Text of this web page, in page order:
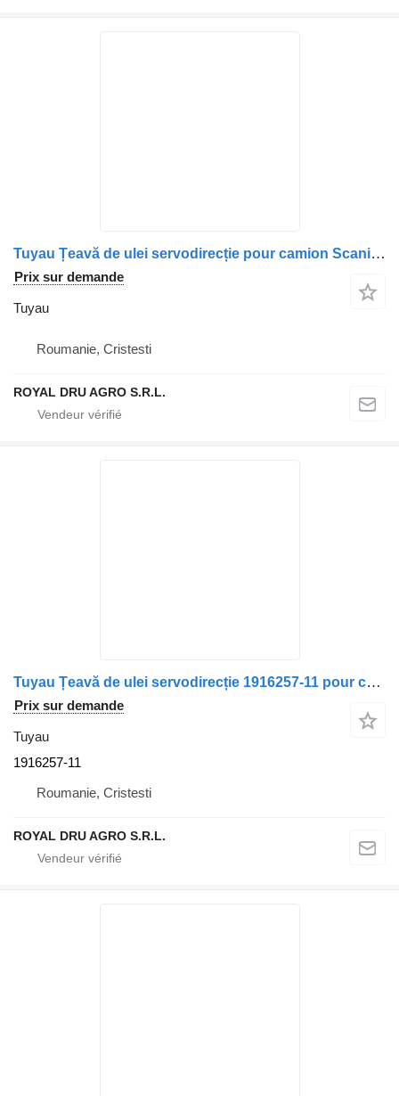
Tuyau Țeavă de ulei servodirecție pour camion Scania – 2022356
Prix sur demande
Tuyau
Roumanie, Cristesti
ROYAL DRU AGRO S.R.L.
Tuyau Țeavă de ulei servodirecție 1916257-11 pour camion Scania
Prix sur demande
Tuyau
1916257-11
Roumanie, Cristesti
ROYAL DRU AGRO S.R.L.